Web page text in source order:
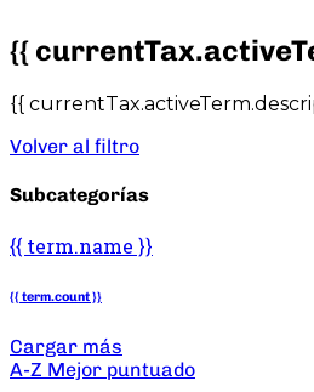
{{
{{
Volver al filtro
Subcategorías
{{ term.name }}
{{ term.count }}
Cargar más
A-Z Mejor puntuado